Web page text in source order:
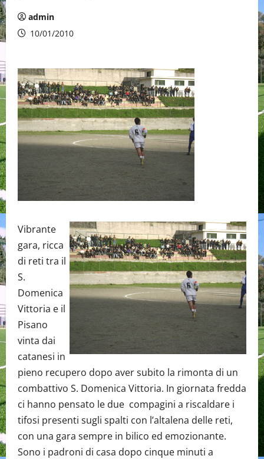
admin
10/01/2010
Vibrante
gara, ricca
di reti tra il
S.
Domenica
Vittoria e il
Pisano
vinta dai
catanesi in
pieno recupero dopo aver subito la rimonta di un
combattivo S. Domenica Vittoria. In giornata fredda
ci hanno pensato le due compagini a riscaldare i
tifosi presenti sugli spalti con l’altalena delle reti,
con una gara sempre in bilico ed emozionante.
Sono i padroni di casa dopo cinque minuti a